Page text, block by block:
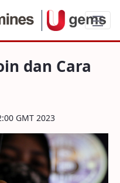
Cara Mining
dan Cara
GMT 2023